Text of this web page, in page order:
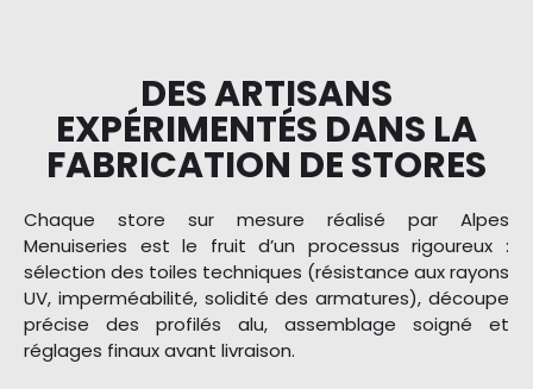
DES ARTISANS
EXPÉRIMENTÉS DANS LA
FABRICATION DE STORES
Chaque store sur mesure réalisé par Alpes
Menuiseries est le fruit d’un processus rigoureux :
sélection des toiles techniques (résistance aux rayons
UV, imperméabilité, solidité des armatures), découpe
précise des profilés alu, assemblage soigné et
réglages finaux avant livraison.